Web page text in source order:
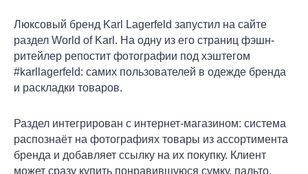
Люксовый бренд Karl Lagerfeld запустил на сайте
раздел World of Karl. На одну из его страниц фэшн-
ритейлер репостит фотографии под хэштегом
#karllagerfeld: самих пользователей в одежде бренда
и раскладки товаров.
Раздел интегрирован с интернет-магазином: система
распознаёт на фотографиях товары из ассортимента
бренда и добавляет ссылку на их покупку. Клиент
может сразу купить понравившуюся сумку, пальто,